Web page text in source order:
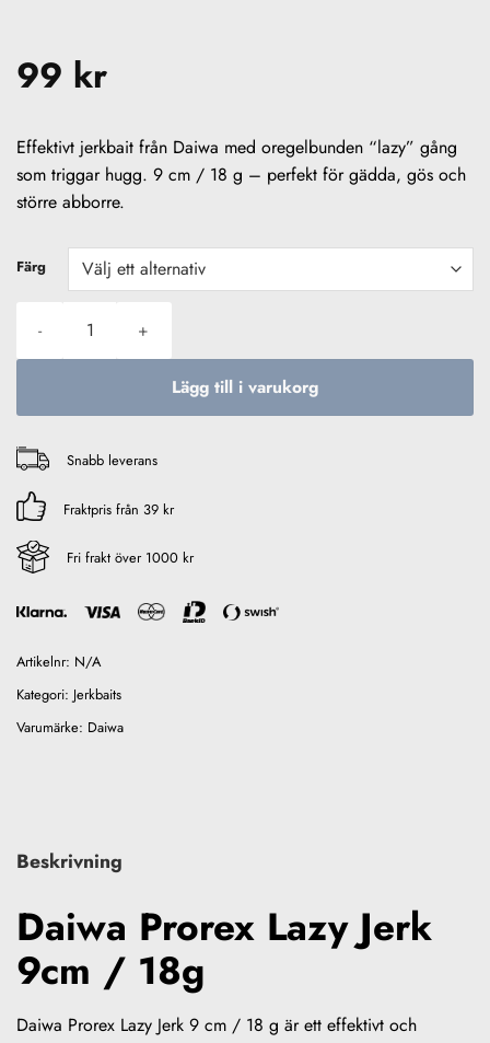
99 kr
Effektivt jerkbait från Daiwa med oregelbunden “lazy” gång
som triggar hugg. 9 cm / 18 g – perfekt för gädda, gös och
större abborre.
Färg
Lägg till i varukorg
Snabb leverans
Fraktpris från 39 kr
Fri frakt över 1000 kr
Artikelnr: N/A
Kategori: Jerkbaits
Varumärke: Daiwa
Beskrivning
Daiwa Prorex Lazy Jerk
9cm / 18g
Daiwa Prorex Lazy Jerk 9 cm / 18 g är ett effektivt och